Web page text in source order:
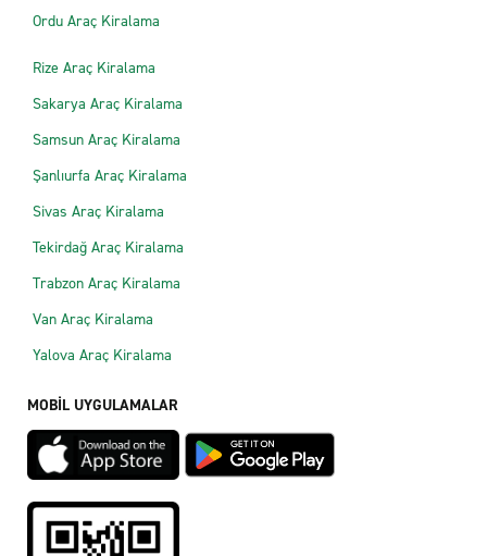
Ordu Araç Kiralama
Rize Araç Kiralama
Sakarya Araç Kiralama
Samsun Araç Kiralama
Şanlıurfa Araç Kiralama
Sivas Araç Kiralama
Tekirdağ Araç Kiralama
Trabzon Araç Kiralama
Van Araç Kiralama
Yalova Araç Kiralama
MOBİL UYGULAMALAR